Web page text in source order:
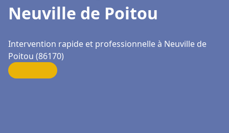
Neuville de Poitou
Intervention rapide et professionnelle à Neuville de
Poitou (86170)